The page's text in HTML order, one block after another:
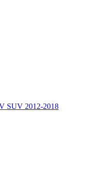
SUV 2012-2018